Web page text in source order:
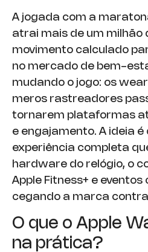
A jogada com a
atrai mais de um milhão
movimento calculado
no mercado de bem-
mudando o jogo: os
meros rastreadores
tornarem plataformas
e engajamento. A ideia
experiência completa
hardware do relógio, o
Apple Fitness+ e
cegando a marca
O que o Apple
na prática?